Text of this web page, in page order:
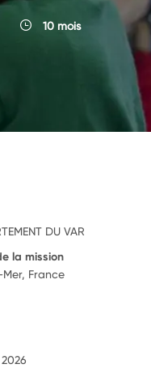
10 mois
DU VAR
la mission
France